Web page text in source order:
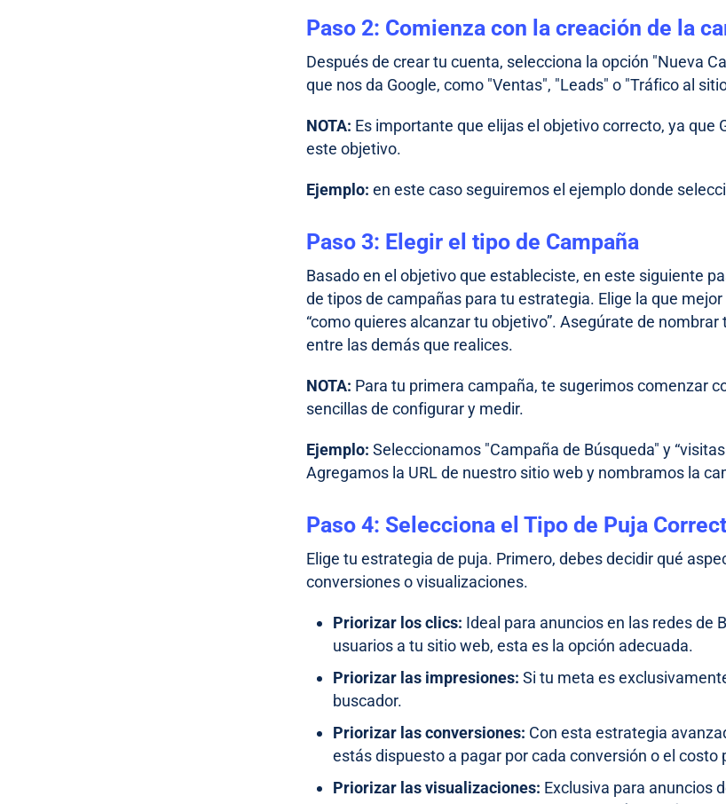
Paso 2: Comienza con la creación de la
Después de crear tu cuenta, selecciona la opción "Nueva
que nos da Google, como "Ventas", "Leads" o "Tráfico al
NOTA: Es importante que elijas el objetivo correcto, ya
este objetivo.
Ejemplo: en este caso seguiremos el ejemplo donde
Paso 3: Elegir el tipo de Campaña
Basado en el objetivo que estableciste, en este siguiente
de tipos de campañas para tu estrategia. Elige la que
“como quieres alcanzar tu objetivo”. Asegúrate de
entre las demás que realices.
NOTA: Para tu primera campaña, te sugerimos comenzar
sencillas de configurar y medir.
Ejemplo: Seleccionamos "Campaña de Búsqueda" y
Agregamos la URL de nuestro sitio web y nombramos la
Paso 4: Selecciona el Tipo de Puja
Elige tu estrategia de puja. Primero, debes decidir qué
conversiones o visualizaciones.
Priorizar los clics: Ideal para anuncios en las redes de
usuarios a tu sitio web, esta es la opción adecuada.
Priorizar las impresiones: Si tu meta es
buscador.
Priorizar las conversiones: Con esta estrategia
estás dispuesto a pagar por cada conversión o el costo
Priorizar las visualizaciones: Exclusiva para anuncios